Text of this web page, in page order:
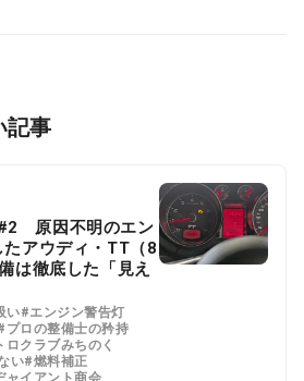
記事
原因不明のエン
アウディ・TT（8
徹底した「見え
い#エンジン警告灯
プロの整備士の矜持
ロクラブみちのく
い#燃料補正